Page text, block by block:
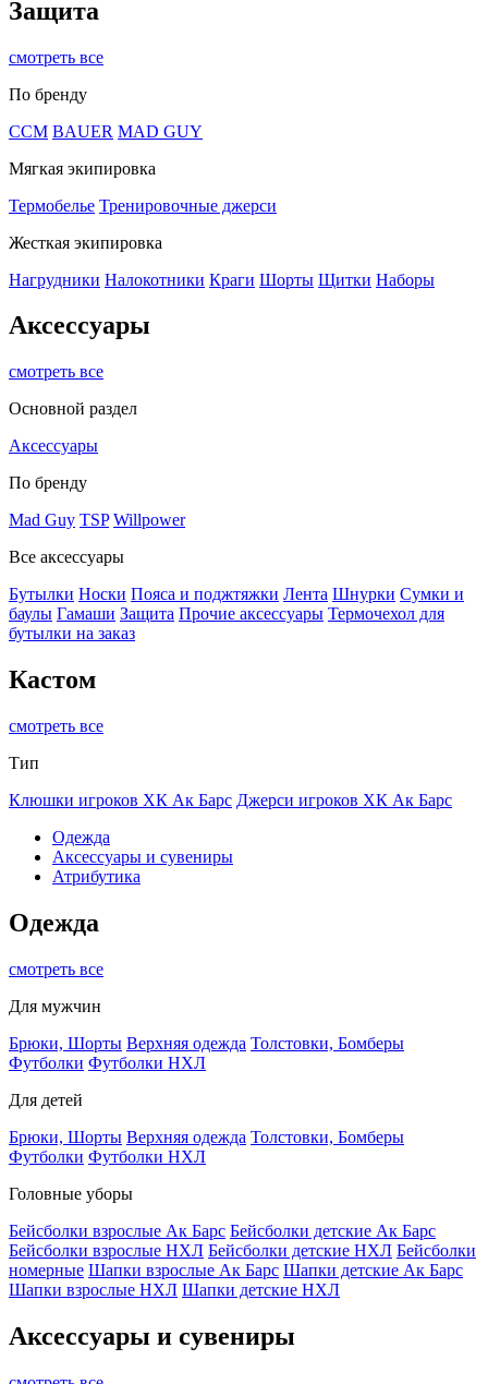
Защита
смотреть все
По бренду
CCM BAUER MAD GUY
Мягкая экипировка
Термобелье Тренировочные джерси
Жесткая экипировка
Нагрудники Налокотники Краги Шорты Щитки Наборы
Аксессуары
смотреть все
Основной раздел
Аксессуары
По бренду
Mad Guy TSP Willpower
Все аксессуары
Бутылки Носки Пояса и поджтяжки Лента Шнурки Сумки и
баулы Гамаши Защита Прочие аксессуары Термочехол для
бутылки на заказ
Кастом
смотреть все
Тип
Клюшки игроков ХК Ак Барс Джерси игроков ХК Ак Барс
Одежда
Аксессуары и сувениры
Атрибутика
Одежда
смотреть все
Для мужчин
Брюки, Шорты Верхняя одежда Толстовки, Бомберы
Футболки Футболки НХЛ
Для детей
Брюки, Шорты Верхняя одежда Толстовки, Бомберы
Футболки Футболки НХЛ
Головные уборы
Бейсболки взрослые Ак Барс Бейсболки детские Ак Барс
Бейсболки взрослые НХЛ Бейсболки детские НХЛ Бейсболки
номерные Шапки взрослые Ак Барс Шапки детские Ак Барс
Шапки взрослые НХЛ Шапки детские НХЛ
Аксессуары и сувениры